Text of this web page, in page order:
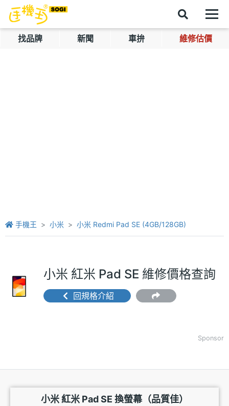
找品牌 新聞 車拚 維修估價
手機王 小米 小米 Redmi Pad SE (4GB/128GB)
小米 紅米 Pad SE 維修價格查詢
回規格介紹
Sponsor
小米 紅米 Pad SE 換螢幕（品質佳）